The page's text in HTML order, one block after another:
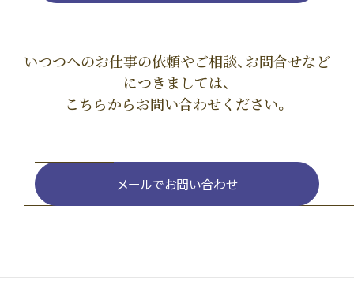
いつつへのお仕事の依頼やご相談、お問合せなど
につきましては、
こちらからお問い合わせください。
メールでお問い合わせ